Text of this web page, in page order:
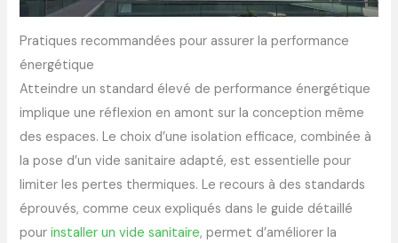
Pratiques recommandées pour assurer la performance
énergétique
Atteindre un standard élevé de performance énergétique
implique une réflexion en amont sur la conception même
des espaces. Le choix d’une isolation efficace, combinée à
la pose d’un vide sanitaire adapté, est essentielle pour
limiter les pertes thermiques. Le recours à des standards
éprouvés, comme ceux expliqués dans le guide détaillé
pourinstaller un vide sanitaire, permet d’améliorer la